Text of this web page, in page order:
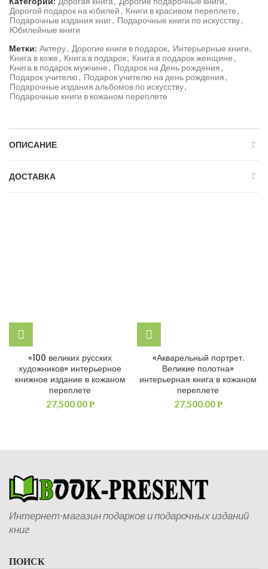
Дорогой подарок на юбилей, Книги в красивом переплете,
Подарочные издания книг, Подарочные книги по искусству,
Юбилейные книги
Метки: Актеру, Дорогие книги в подарок, Интерьерные книги,
Книга в коже, Книга в подарок, Книга в подарок женщине,
Книга в подарок мужчине, Подарок на День рождения,
Подарок учителю, Подарок учителю на день рождения,
Подарочные издания альбомов по искусству,
Подарочные книги в кожаном переплете
ОПИСАНИЕ
ДОСТАВКА
«100 великих русских
художников» интерьерное
книжное издание в кожаном
переплете
27,500.00Р
«Акварельный портрет.
Великие полотна»
интерьерная книга в кожаном
переплете
27,500.00Р
Интернет-магазин подарков и подарочных изданий
книг
ПОИСК